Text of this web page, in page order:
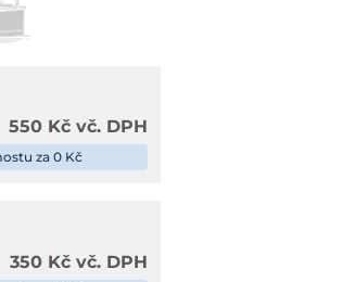
550 Kč vč. DPH
za 0 Kč
350 Kč vč. DPH